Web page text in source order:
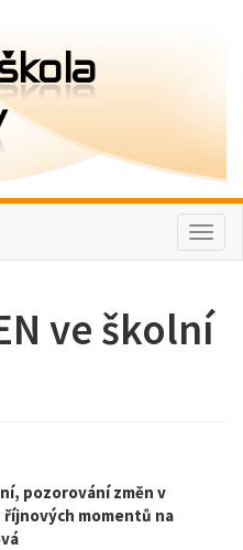
ve školní
pozorování změn v
momentů na